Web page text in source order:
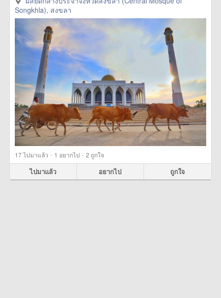
Songkhla), สงขลา
17ไปมาแล้ว · 1 อยากไป · 2 ถูกใจ
ไปมาแล้ว อยากไป ถูกใจ